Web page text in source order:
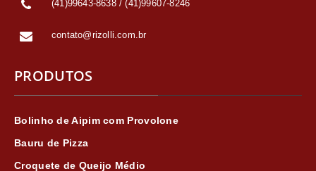
(41)99643-8638 / (41)99607-8246
contato@rizolli.com.br
PRODUTOS
Bolinho de Aipim com Provolone
Bauru de Pizza
Croquete de Queijo Médio